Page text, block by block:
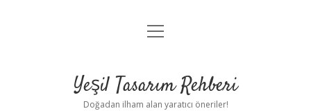
Anasayfa
Yasal Uyarı
menüyü
Yeşil Tasarım Rehberi
Doğadan ilham alan yaratıcı öneriler!